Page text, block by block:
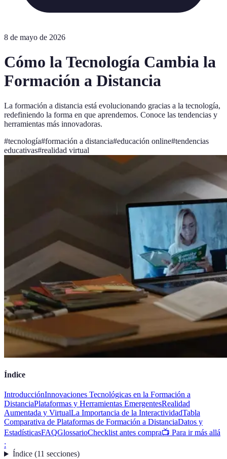
8 de mayo de 2026
Cómo la Tecnología Cambia la
Formación a Distancia
La formación a distancia está evolucionando gracias a la tecnología,
redefiniendo la forma en que aprendemos. Conoce las tendencias y
herramientas más innovadoras.
#tecnología#formación a distancia#educación online#tendencias
educativas#realidad virtual
Índice
IntroducciónInnovaciones Tecnológicas en la Formación a
DistanciaPlataformas y Herramientas EmergentesRealidad
Aumentada y VirtualLa Importancia de la InteractividadTabla
Comparativa de Plataformas de Formación a DistanciaDatos y
EstadísticasFAQGlossarioChecklist antes compra📺 Para ir más allá
:
Índice(11 secciones)